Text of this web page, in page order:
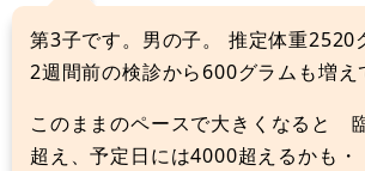
第3子です。男の子。 推定体重2520
2週間前の検診から600グラムも増え
このままのペースで大きくなると
超え、予定日には4000超えるかも・